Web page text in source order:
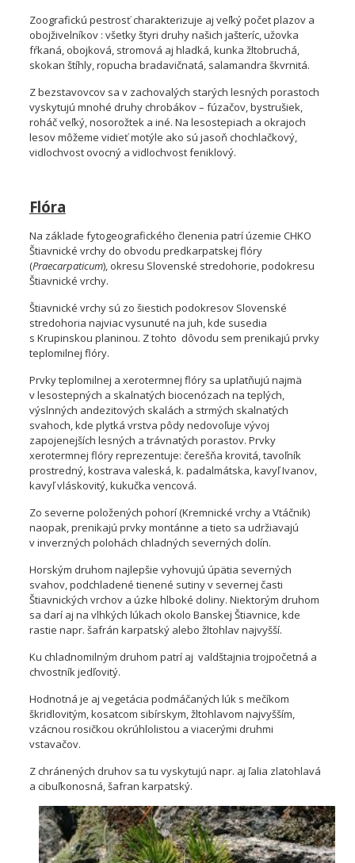
Zoografickú pestrosť charakterizuje aj veľký počet plazov a
obojživelníkov : všetky štyri druhy našich jašteríc, užovka
fŕkaná, obojková, stromová aj hladká, kunka žltobruchá,
skokan štíhly, ropucha bradavičnatá, salamandra škvrnitá.
Z bezstavovcov sa v zachovalých starých lesných porastoch
vyskytujú mnohé druhy chrobákov – fúzačov, bystrušiek,
roháč veľký, nosorožtek a iné. Na lesostepiach a okrajoch
lesov môžeme vidieť motýle ako sú jasoň chochlačkový,
vidlochvost ovocný a vidlochvost feniklový.
Flóra
Na základe fytogeografického členenia patrí územie CHKO
Štiavnické vrchy do obvodu predkarpatskej flóry
(Praecarpaticum), okresu Slovenské stredohorie, podokresu
Štiavnické vrchy.
Štiavnické vrchy sú zo šiestich podokresov Slovenské
stredohoria najviac vysunuté na juh, kde susedia
s Krupinskou planinou. Z tohto dôvodu sem prenikajú prvky
teplomilnej flóry.
Prvky teplomilnej a xerotermnej flóry sa uplatňujú najmä
v lesostepných a skalnatých biocenózach na teplých,
výslnných andezitových skalách a strmých skalnatých
svahoch, kde plytká vrstva pôdy nedovoľuje vývoj
zapojenejších lesných a trávnatých porastov. Prvky
xerotermnej flóry reprezentuje: čerešňa krovitá, tavoľník
prostredný, kostrava valeská, k. padalmátska, kavyľ Ivanov,
kavyľ vláskovitý, kukučka vencová.
Zo severne položených pohorí (Kremnické vrchy a Vtáčnik)
naopak, prenikajú prvky montánne a tieto sa udržiavajú
v inverzných polohách chladných severných dolín.
Horským druhom najlepšie vyhovujú úpätia severných
svahov, podchladené tienené sutiny v severnej časti
Štiavnických vrchov a úzke hlboké doliny. Niektorým druhom
sa darí aj na vlhkých lúkach okolo Banskej Štiavnice, kde
rastie napr. šafrán karpatský alebo žltohlav najvyšší.
Ku chladnomilným druhom patrí aj valdštajnia trojpočetná a
chvostník jedľovitý.
Hodnotná je aj vegetácia podmáčaných lúk s mečíkom
škridlovitým, kosatcom sibírskym, žltohlavom najvyšším,
vzácnou rosičkou okrúhlolistou a viacerými druhmi
vstavačov.
Z chránených druhov sa tu vyskytujú napr. aj ľalia zlatohlavá
a cibuľkonosná, šafran karpatský.